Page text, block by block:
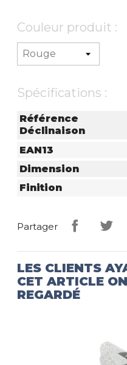
Couleur produit :
Spécifications :
Référence
Déclinaison
EAN13
Dimension
Finition
Partager
LES CLIENTS
CET ARTICLE
REGARDÉ